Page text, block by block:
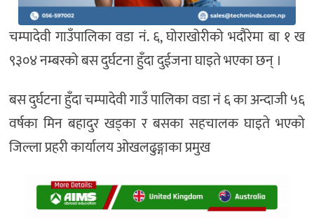
चम्पादेवी गाउँपालिका वडा नं. ६, घोराखोरीको भदौरेमा बा १ ख
९३०४ नम्बरको बस दुर्घटना हुँदा दुईजना घाइते भएका छन् ।
बस दुर्घटना हुँदा चम्पादेवी गाउँ पालिका वडा नं ६ का अन्दाजी ५६
वर्षका मिन बहादुर खड्का र बसका सहचालक घाइते भएको
जिल्ला प्रहरी कार्यालय ओखलढुङ्गाका प्रमुख